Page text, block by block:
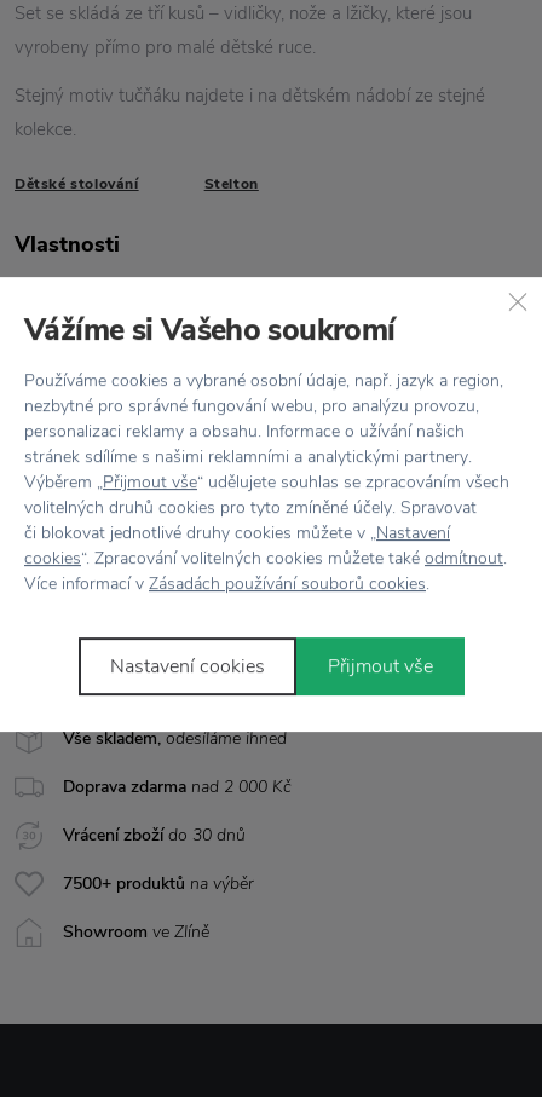
Vše skladem,odesíláme ihned
Doprava zdarma nad 2 000 Kč
Vrácení zbožído 30 dnů
7500+ produktů na výběr
Showroom ve Zlíně
Set se skládá ze tří kusů – vidličky, nože a lžičky, které jsou
vyrobeny přímo pro malé dětské ruce.
Stejný motiv tučňáku najdete i na dětském nádobí ze stejné
kolekce.
Dětské stolování Stelton
Vlastnosti
331
Balení Set 3 ks
Barva Stříbrná
Délka
Kolekce NORSTAAL
Vážíme si Vašeho soukromí
Používáme cookies a vybrané osobní údaje, např. jazyk a region,
nezbytné pro správné fungování webu, pro analýzu provozu,
personalizaci reklamy a obsahu. Informace o užívání našich
stránek sdílíme s našimi reklamními a analytickými partnery.
Výběrem „Přijmout vše“ udělujete souhlas se zpracováním všech
volitelných druhů cookies pro tyto zmíněné účely. Spravovat
či blokovat jednotlivé druhy cookies můžete v „Nastavení
cookies“. Zpracování volitelných cookies můžete také odmítnout.
Více informací v Zásadách používání souborů cookies.
Nastavení cookies Přijmout vše